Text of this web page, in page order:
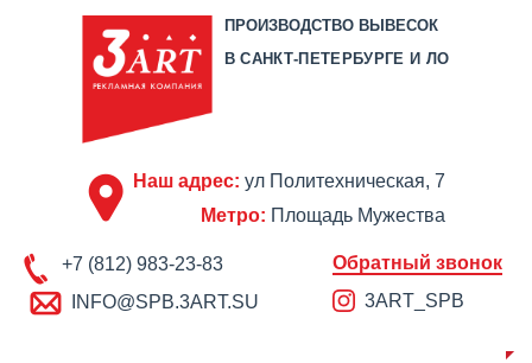
ПРОИЗВОДСТВО ВЫВЕСОК
В САНКТ-ПЕТЕРБУРГЕ И ЛО
Наш адрес: ул Политехническая, 7
Метро: Площадь Мужества
+7 (812) 983-23-83
INFO@SPB.3ART.SU
Обратный звонок
3ART_SPB